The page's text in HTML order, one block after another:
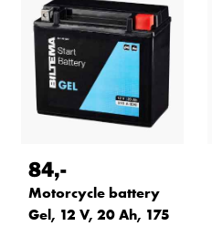
84,-
Motorcycle battery
Gel, 12 V, 20 Ah, 175